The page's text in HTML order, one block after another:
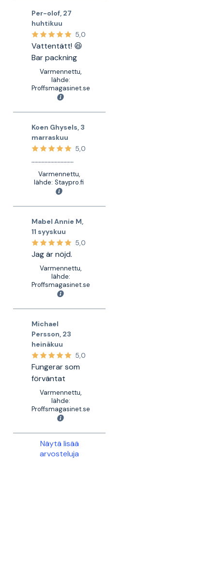
Per-olof, 27
huhtikuu
5,0
Vattentätt! 😆
Bar packning
Varmennettu,
lähde:
Proffsmagasinet.se
Koen Ghysels, 3
marraskuu
5,0
………………………..
Varmennettu,
lähde: Staypro.fi
Mabel Annie M,
11 syyskuu
5,0
Jag är nöjd.
Varmennettu,
lähde:
Proffsmagasinet.se
Michael
Persson, 23
heinäkuu
5,0
Fungerar som
förväntat
Varmennettu,
lähde:
Proffsmagasinet.se
Näytä lisää
arvosteluja